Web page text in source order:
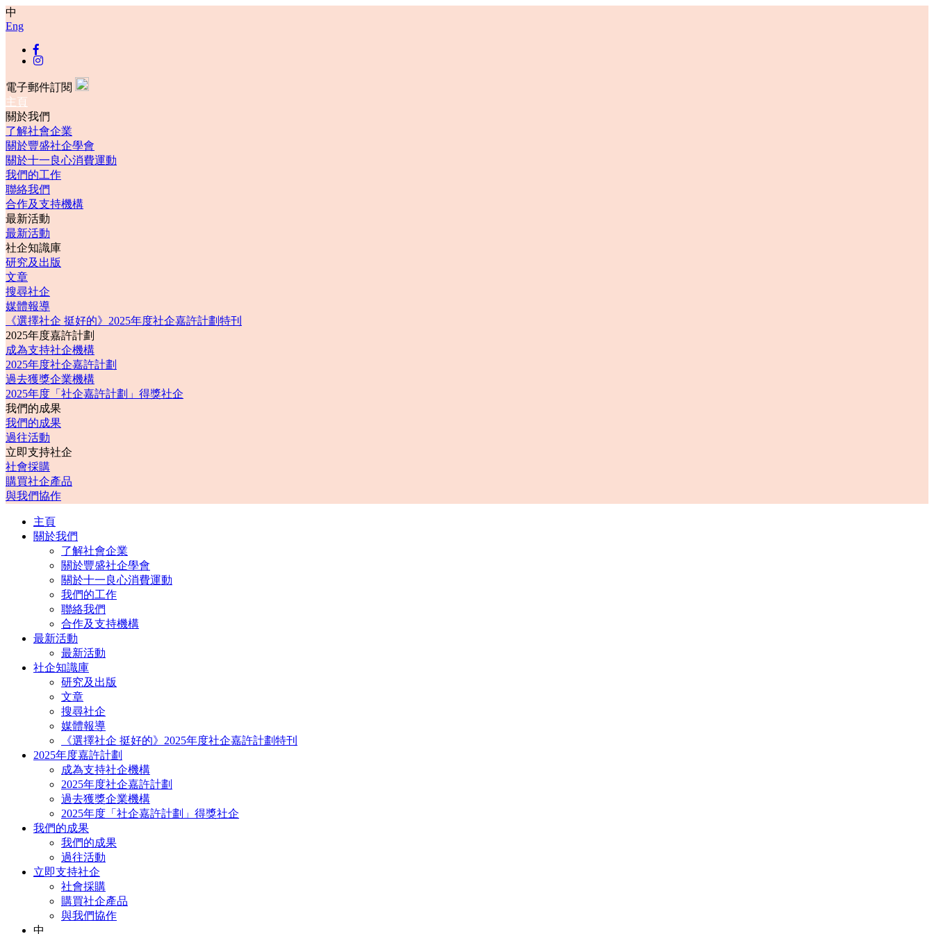
中
Eng
電子郵件訂閱
主頁
關於我們
了解社會企業
關於豐盛社企學會
關於十一良心消費運動
我們的工作
聯絡我們
合作及支持機構
最新活動
最新活動
社企知識庫
研究及出版
文章
搜尋社企
媒體報導
《選擇社企 挺好的》2025年度社企嘉許計劃特刊
2025年度嘉許計劃
成為支持社企機構
2025年度社企嘉許計劃
過去獲獎企業機構
2025年度「社企嘉許計劃」得獎社企
我們的成果
我們的成果
過往活動
立即支持社企
社會採購
購買社企產品
與我們協作
主頁
關於我們
了解社會企業
關於豐盛社企學會
關於十一良心消費運動
我們的工作
聯絡我們
合作及支持機構
最新活動
最新活動
社企知識庫
研究及出版
文章
搜尋社企
媒體報導
《選擇社企 挺好的》2025年度社企嘉許計劃特刊
2025年度嘉許計劃
成為支持社企機構
2025年度社企嘉許計劃
過去獲獎企業機構
2025年度「社企嘉許計劃」得獎社企
我們的成果
我們的成果
過往活動
立即支持社企
社會採購
購買社企產品
與我們協作
中